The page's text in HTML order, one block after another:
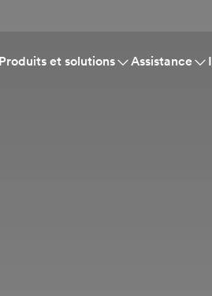
Produits et solutions Assistance